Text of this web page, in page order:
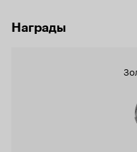
Награды